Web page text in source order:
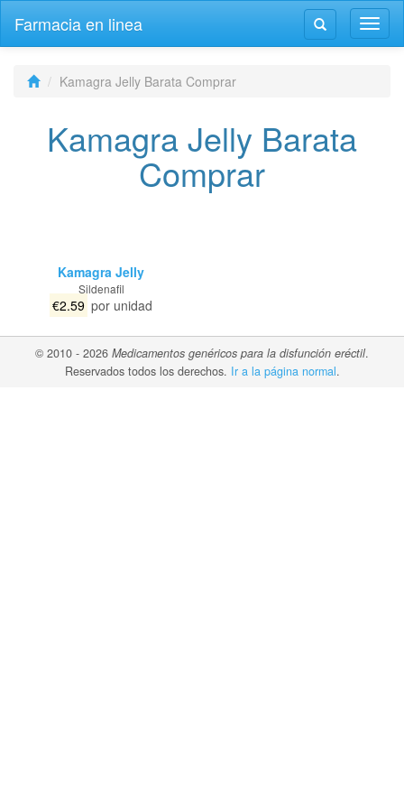
la
Alternar
la
Farmacia en linea
Kamagra Jelly Barata Comprar
Kamagra Jelly Barata
Comprar
Kamagra Jelly
Sildenafil
€2.59 por unidad
© 2010 - 2026 Medicamentos genéricos para la disfunción eréctil.
Reservados todos los derechos. Ir a la página normal.